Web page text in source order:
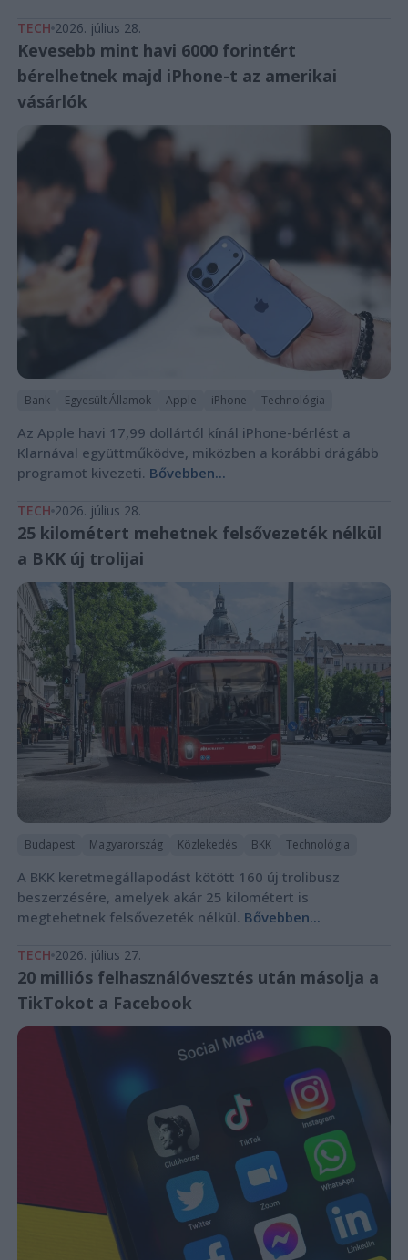
TECH 2026. július 28.
Kevesebb mint havi 6000 forintért
bérelhetnek majd iPhone-t az amerikai
vásárlók
Bank Egyesült Államok Apple iPhone Technológia
Az Apple havi 17,99 dollártól kínál iPhone-bérlést a
Klarnával együttműködve, miközben a korábbi drágább
programot kivezeti. Bővebben...
TECH 2026. július 28.
25 kilométert mehetnek felsővezeték nélkül
a BKK új trolijai
Budapest Magyarország Közlekedés BKK Technológia
A BKK keretmegállapodást kötött 160 új trolibusz
beszerzésére, amelyek akár 25 kilométert is
megtehetnek felsővezeték nélkül. Bővebben...
TECH 2026. július 27.
20 milliós felhasználóvesztés után másolja a
TikTokot a Facebook